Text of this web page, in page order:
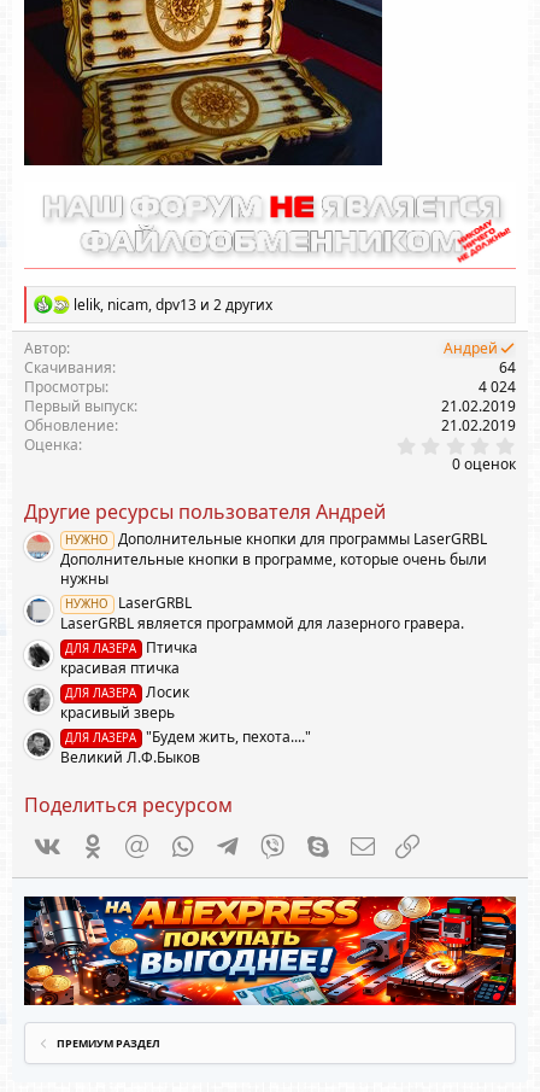
Р
е
а
к
ц
и
и
:
lelik, nicam,dpv13 и 2 других
Автор
Андрей
Скачивания
64
Просмотры
4 024
Первый выпуск
21.02.2019
Обновление
21.02.2019
Оценка
.
0 оценок
Другие ресурсы пользователя Андрей
НУЖНО
Дополнительные кнопки для программы LaserGRBL
Дополнительные кнопки в программе, которые очень были
нужны
НУЖНО
LaserGRBL
LaserGRBL является программой для лазерного гравера.
ДЛЯ ЛАЗЕРА
Птичка
красивая птичка
ДЛЯ ЛАЗЕРА
Лосик
красивый зверь
ДЛЯ ЛАЗЕРА
"Будем жить, пехота...."
Великий Л.Ф.Быков
Поделиться ресурсом
VkontakteOdnoklassniki
Mail.ru WhatsAppTelegramViber Skype Электронная почта
ПРЕМИУМ РАЗДЕЛ